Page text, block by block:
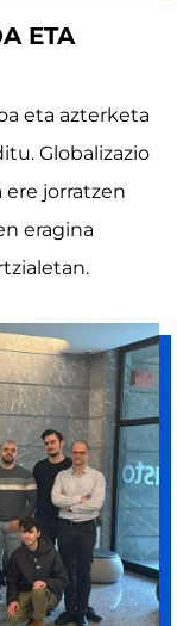
ETA
eta azterketa
Globalizazio
jorratzen
eragina